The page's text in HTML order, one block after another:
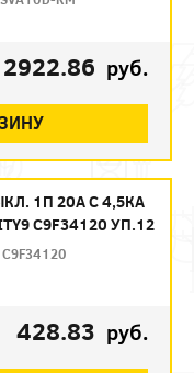
2922.86 руб.
1П 20А С 4,5КА
C9F34120 УП.12
C9F34120
428.83 руб.